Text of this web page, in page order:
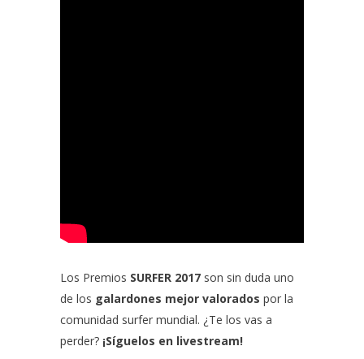
Los Premios SURFER 2017 son sin duda uno
de los galardones mejor valorados por la
comunidad surfer mundial. ¿Te los vas a
perder? ¡Síguelos en livestream!